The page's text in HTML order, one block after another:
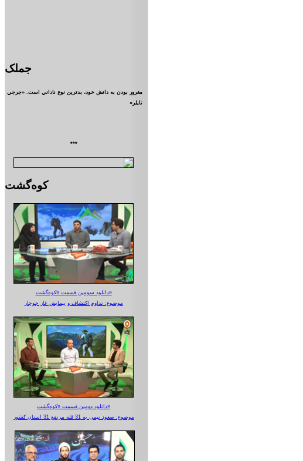
جملک
مغرور بودن به دانش خود، بدترين نوع ناداني است. «جرجي
تايلر»
***
کوه‌گشت
دانلود سومین قسمت «کوه‌گشت»
موضوع: تداوم اکتشاف و پیمایش غار جوجار
دانلود دومین قسمت «کوه‌گشت»
موضوع: صعود تیمی به 31 قله مرتفع 31 استان کشور